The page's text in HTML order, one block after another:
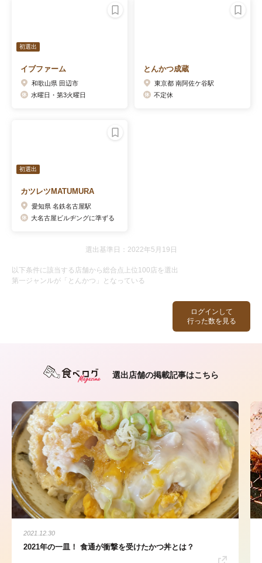
ログインして
行った数を見る
初選出
イブファーム
和歌山県 田辺市
水曜日・第3火曜日
とんかつ成蔵
東京都 南阿佐ケ谷駅
不定休
初選出
カツレツMATUMURA
愛知県 名鉄名古屋駅
大名古屋ビルヂングに準ずる
選出基準日：2022年5月19日
以下条件に該当する店舗から総合点上位100店を選出
第一ジャンルが「とんかつ」となっている
選出店舗の掲載記事はこちら
2021.12.30
2021年の一皿！ 食通が衝撃を受けたかつ丼とは？